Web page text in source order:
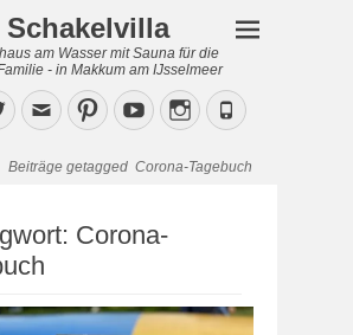
Schakelvilla
am Wasser mit Sauna für die
- in Makkum am IJsselmeer
TwitterEmailPinterestYouTubeInstagram
Phone
Beiträge getagged Corona-Tagebuch
Corona-